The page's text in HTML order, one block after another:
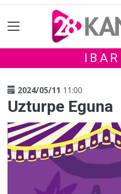
2024/05/11 11:00
Uzturpe Eguna